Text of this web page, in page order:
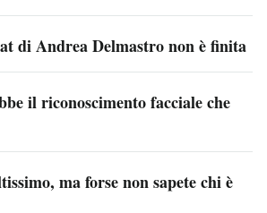
di Andrea Delmastro non è finita
il riconoscimento facciale che
ma forse non sapete chi è